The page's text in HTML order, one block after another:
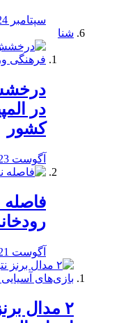
سپتامبر 24, 2019
شنا
در
کشور
آگوست 23, 2019
️فاصله
آگوست 21, 2019